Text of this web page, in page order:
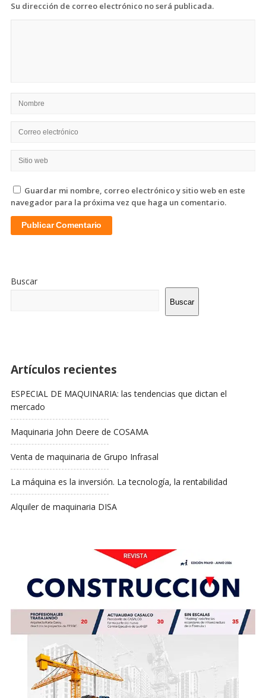
Su dirección de correo electrónico no será publicada.
Guardar mi nombre, correo electrónico y sitio web en este
navegador para la próxima vez que haga un comentario.
De
La
Lateral
Buscar
Buscar
Artículos recientes
ESPECIAL DE MAQUINARIA: las tendencias que dictan el
mercado
Maquinaria John Deere de COSAMA
Venta de maquinaria de Grupo Infrasal
La máquina es la inversión. La tecnología, la rentabilidad
Alquiler de maquinaria DISA